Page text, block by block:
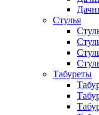
Стулья
Табуреты